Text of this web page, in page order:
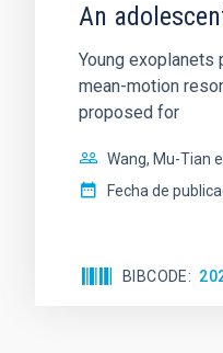
An
Young
mean-motion
proposed for
Wang, Mu-Tian
Fecha de
BIBCODE